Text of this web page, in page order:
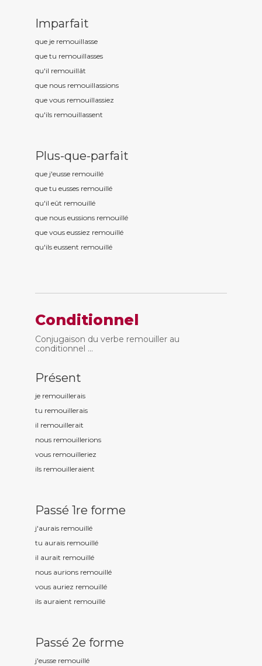
Imparfait
que je remouillasse
que tu remouillasses
qu'il remouillât
que nous remouillassions
que vous remouillassiez
qu'ils remouillassent
Plus-que-parfait
que j'eusse remouillé
que tu eusses remouillé
qu'il eût remouillé
que nous eussions remouillé
que vous eussiez remouillé
qu'ils eussent remouillé
Conditionnel
Conjugaison du verbe remouiller au
conditionnel ...
Présent
je remouillerais
tu remouillerais
il remouillerait
nous remouillerions
vous remouilleriez
ils remouilleraient
Passé 1re forme
j'aurais remouillé
tu aurais remouillé
il aurait remouillé
nous aurions remouillé
vous auriez remouillé
ils auraient remouillé
Passé 2e forme
j'eusse remouillé